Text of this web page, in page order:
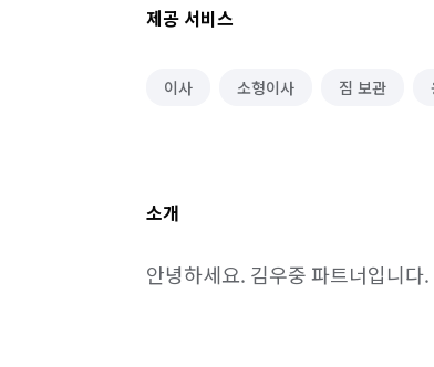
제공 서비스
이사 소형이사 짐 보관
소개
안녕하세요. 김우중 파트너입니다.